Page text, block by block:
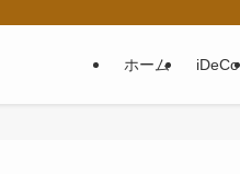
ホーム iDeCo